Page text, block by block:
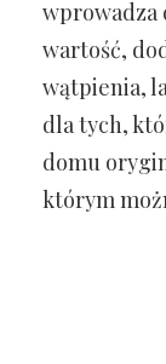
wprowadza
wartość,
wątpienia,
dla tych,
domu
którym